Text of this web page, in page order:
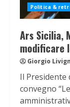
Politica &
Ars Sicilia,
modificare
Giorgio
Il Presidente
convegno